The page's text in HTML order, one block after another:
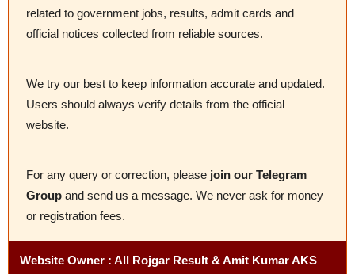
related to government jobs, results, admit cards and
official notices collected from reliable sources.
We try our best to keep information accurate and updated.
Users should always verify details from the official
website.
For any query or correction, please join our Telegram
Group and send us a message. We never ask for money
or registration fees.
Website Owner : All Rojgar Result & Amit Kumar AKS